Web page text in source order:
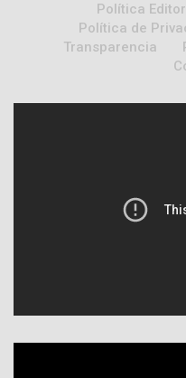
Política
Política de
Transparencia